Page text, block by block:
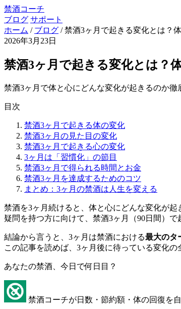
禁酒コーチ
ブログ サポート
ホーム / ブログ / 禁酒3ヶ月で起きる変化とは？
2026年3月23日
禁酒3ヶ月で起きる変化とは？
禁酒3ヶ月で体と心にどんな変化が起きるのか
目次
禁酒3ヶ月で起きる体の変化
禁酒3ヶ月の見た目の変化
禁酒3ヶ月で起きる心の変化
3ヶ月は「習慣化」の節目
禁酒3ヶ月で得られる時間とお金
禁酒3ヶ月を達成するためのコツ
まとめ：3ヶ月の禁酒は人生を変える
禁酒を3ヶ月続けると、体と心にどんな変化が
疑問を持つ方に向けて、禁酒3ヶ月（90日間）で
結論から言うと、3ヶ月は禁酒における最大のタ
この記事を読めば、3ヶ月後に待っている変化
あなたの禁酒、今日で何日目？
禁酒コーチが日数・節約額・体の回復を